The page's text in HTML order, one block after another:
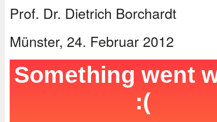
Prof. Dr. Dietrich Borchardt
Münster, 24. Februar 2012